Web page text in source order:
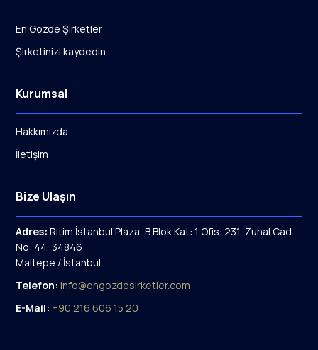
En Gözde Şirketler
Şirketinizi kaydedin
Kurumsal
Hakkımızda
İletişim
Bize Ulaşın
Adres: Ritim İstanbul Plaza, B Blok Kat: 1 Ofis: 231, Zuhal Cad
No: 44, 34846
Maltepe / İstanbul
Telefon: info@engozdesirketler.com
E-Mail: +90 216 606 15 20